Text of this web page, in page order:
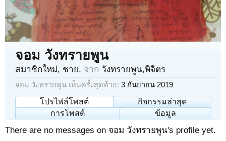
จอม วังทรายพูน
สมาชิกใหม่, ชาย, จาก วังทรายพูน,พิจิตร
จอม วังทรายพูน เห็นครั้งสุดท้าย: 3 กันยายน 2019
โปรไฟล์โพสต์
กิจกรรมล่าสุด
การโพสต์
ข้อมูล
There are no messages on จอม วังทรายพูน's profile yet.